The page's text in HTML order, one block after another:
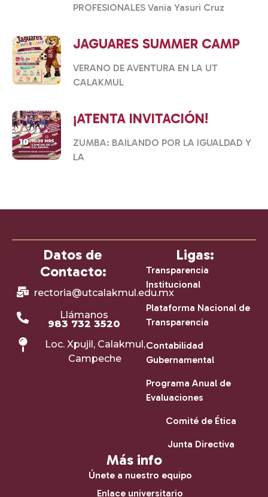
PROFESIONALES Vania Yasuri Cruz
JAGUARES SUMMER CAMP
VERANO DE AVENTURA EN LA UT
CALAKMUL
¡ATENTA INVITACIÓN!
ZUMBA: BAILANDO POR LA IGUALDAD Y
LA
Datos de
Contacto:
rectoria@utcalakmul.edu.mx
Llámanos
983 732 3520
Loc. Xpujil, Calakmul,
Campeche
Ligas:
Transparencia
Institucional
Plataforma Nacional de
Transparencia
Contabilidad
Gubernamental
Programa Anual de
Evaluaciones
Comité de Ética
Junta Directiva
Más info
Únete a nuestro equipo
Enlace universitario